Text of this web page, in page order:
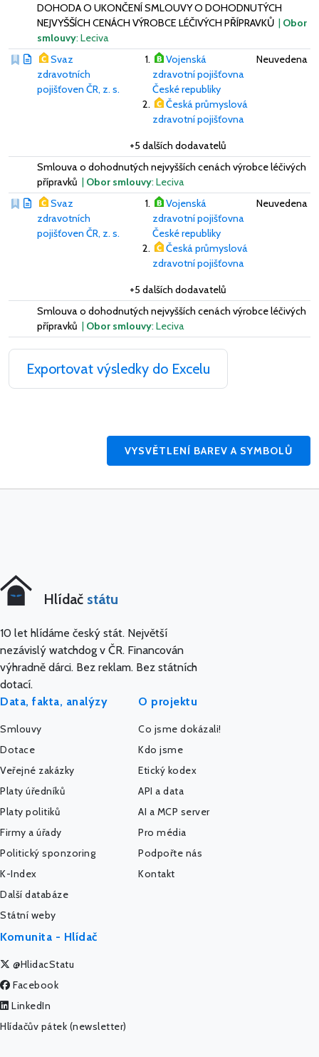
DOHODA O UKONČENÍ SMLOUVY O DOHODNUTÝCH
NEJVYŠŠÍCH CENÁCH VÝROBCE LÉČIVÝCH PŘÍPRAVKŮ | Obor
smlouvy: Leciva
Svaz
zdravotních
pojišťoven ČR, z. s.
Vojenská
zdravotní pojišťovna
České republiky
Česká průmyslová
zdravotní pojišťovna
+5 dalších dodavatelů
Neuvedena
Smlouva o dohodnutých nejvyšších cenách výrobce léčivých
přípravků | Obor smlouvy: Leciva
Svaz
zdravotních
pojišťoven ČR, z. s.
Vojenská
zdravotní pojišťovna
České republiky
Česká průmyslová
zdravotní pojišťovna
+5 dalších dodavatelů
Neuvedena
Smlouva o dohodnutých nejvyšších cenách výrobce léčivých
přípravků | Obor smlouvy: Leciva
Exportovat výsledky do Excelu
VYSVĚTLENÍ BAREV A SYMBOLŮ
Hlídač státu
10 let hlídáme český stát. Největší
nezávislý watchdog v ČR. Financován
výhradně dárci. Bez reklam. Bez státních
dotací.
Data, fakta, analýzy
Smlouvy
Dotace
Veřejné zakázky
Platy úředníků
Platy politiků
Firmy a úřady
Politický sponzoring
K-Index
Další databáze
Státní weby
O projektu
Co jsme dokázali!
Kdo jsme
Etický kodex
API a data
AI a MCP server
Pro média
Podpořte nás
Kontakt
Komunita - Hlídač
@HlidacStatu
Facebook
LinkedIn
Hlídačův pátek (newsletter)